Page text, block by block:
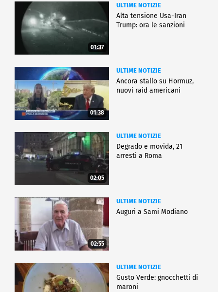
01:37
ULTIME NOTIZIE
Alta tensione Usa-Iran
Trump: ora le sanzioni
01:38
ULTIME NOTIZIE
Ancora stallo su Hormuz,
nuovi raid americani
02:05
ULTIME NOTIZIE
Degrado e movida, 21
arresti a Roma
02:55
ULTIME NOTIZIE
Auguri a Sami Modiano
ULTIME NOTIZIE
Gusto Verde: gnocchetti di
maroni